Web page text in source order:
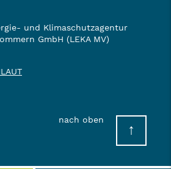
und Klimaschutzagentur
GmbH (LEKA MV)
nach oben
↑